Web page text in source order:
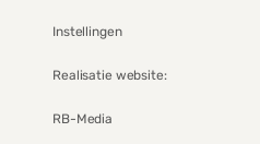
Instellingen
Realisatie website:
RB-Media